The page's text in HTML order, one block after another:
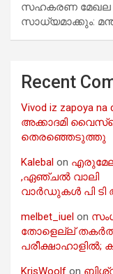
സഹകരണ മേഖല
സാധ്യമാക്കും:
Recent
Vivod iz zapoya na
അക്കാദമി
തെരഞ്ഞെടുത്തു
Kalebal on
,ഏഞ്ചൽ വാലി
വാർഡുകൾ പി ടി
melbet_iuel on
തോളെല്ല്
പരീക്ഷാഹാളിൽ;
KrisWoolf on